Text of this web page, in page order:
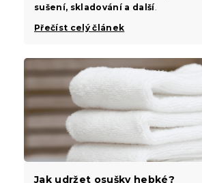
Jak udržet osušky hebké?
sušení, skladování a další.
Přečíst celý článek